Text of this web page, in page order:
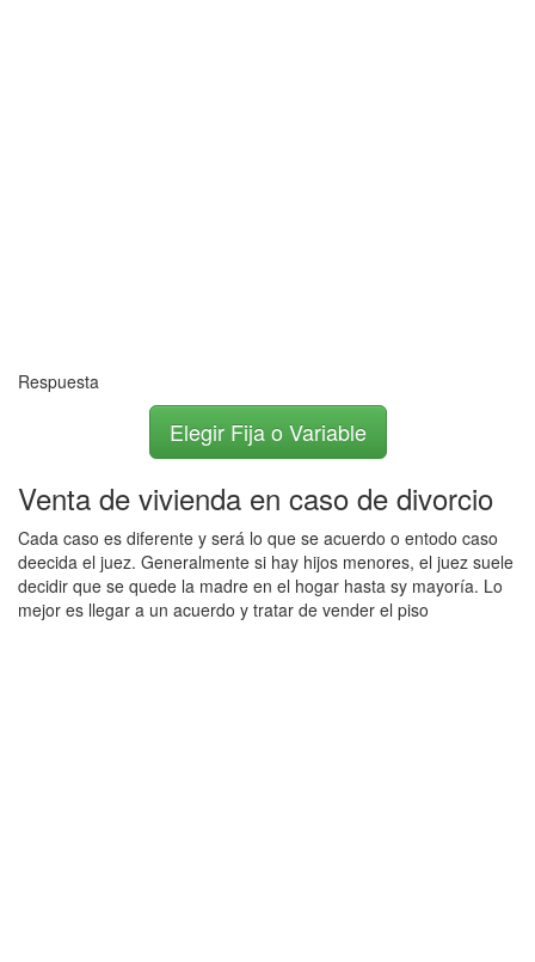
Respuesta
Elegir Fija o Variable
Venta de vivienda en caso de divorcio
Cada caso es diferente y será lo que se acuerdo o entodo caso
deecida el juez. Generalmente si hay hijos menores, el juez suele
decidir que se quede la madre en el hogar hasta sy mayoría. Lo
mejor es llegar a un acuerdo y tratar de vender el piso